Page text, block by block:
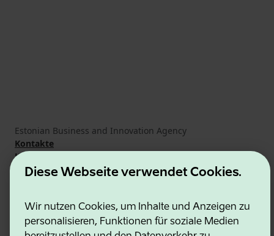
Diese Webseite verwendet Cookies.
Wir nutzen Cookies, um Inhalte und Anzeigen zu
personalisieren, Funktionen für soziale Medien
Estonian Business and Innovation Agency
Kontakte
Kooperationspartner
Nutzungsbedingungen